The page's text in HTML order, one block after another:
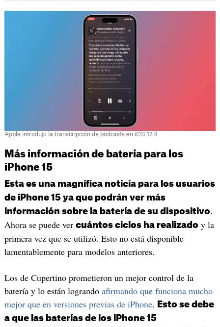
Apple introdujo la transcripción de podcasts en iOS 17.4
Más información de batería para los
iPhone 15
Esta es una magnífica noticia para los usuarios
de iPhone 15 ya que podrán ver más
información sobre la batería de su dispositivo.
Ahora se puede ver cuántos ciclos ha realizado y la
primera vez que se utilizó. Esto no está disponible
lamentablemente para modelos anteriores.
Los de Cupertino prometieron un mejor control de la
batería y lo están logrando afirmando que funciona mucho
mejor que en versiones previas de iPhone.
Esto se debe
a que las baterías de los iPhone 15